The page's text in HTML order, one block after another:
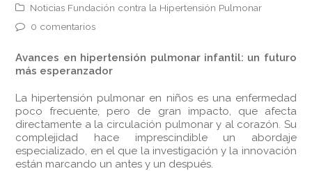
Noticias Fundación contra la Hipertensión Pulmonar
0 comentarios
Avances en hipertensión pulmonar infantil: un futuro
más esperanzador
La hipertensión pulmonar en niños es una enfermedad
poco frecuente, pero de gran impacto, que afecta
directamente a la circulación pulmonar y al corazón. Su
complejidad hace imprescindible un abordaje
especializado, en el que la investigación y la innovación
están marcando un antes y un después.